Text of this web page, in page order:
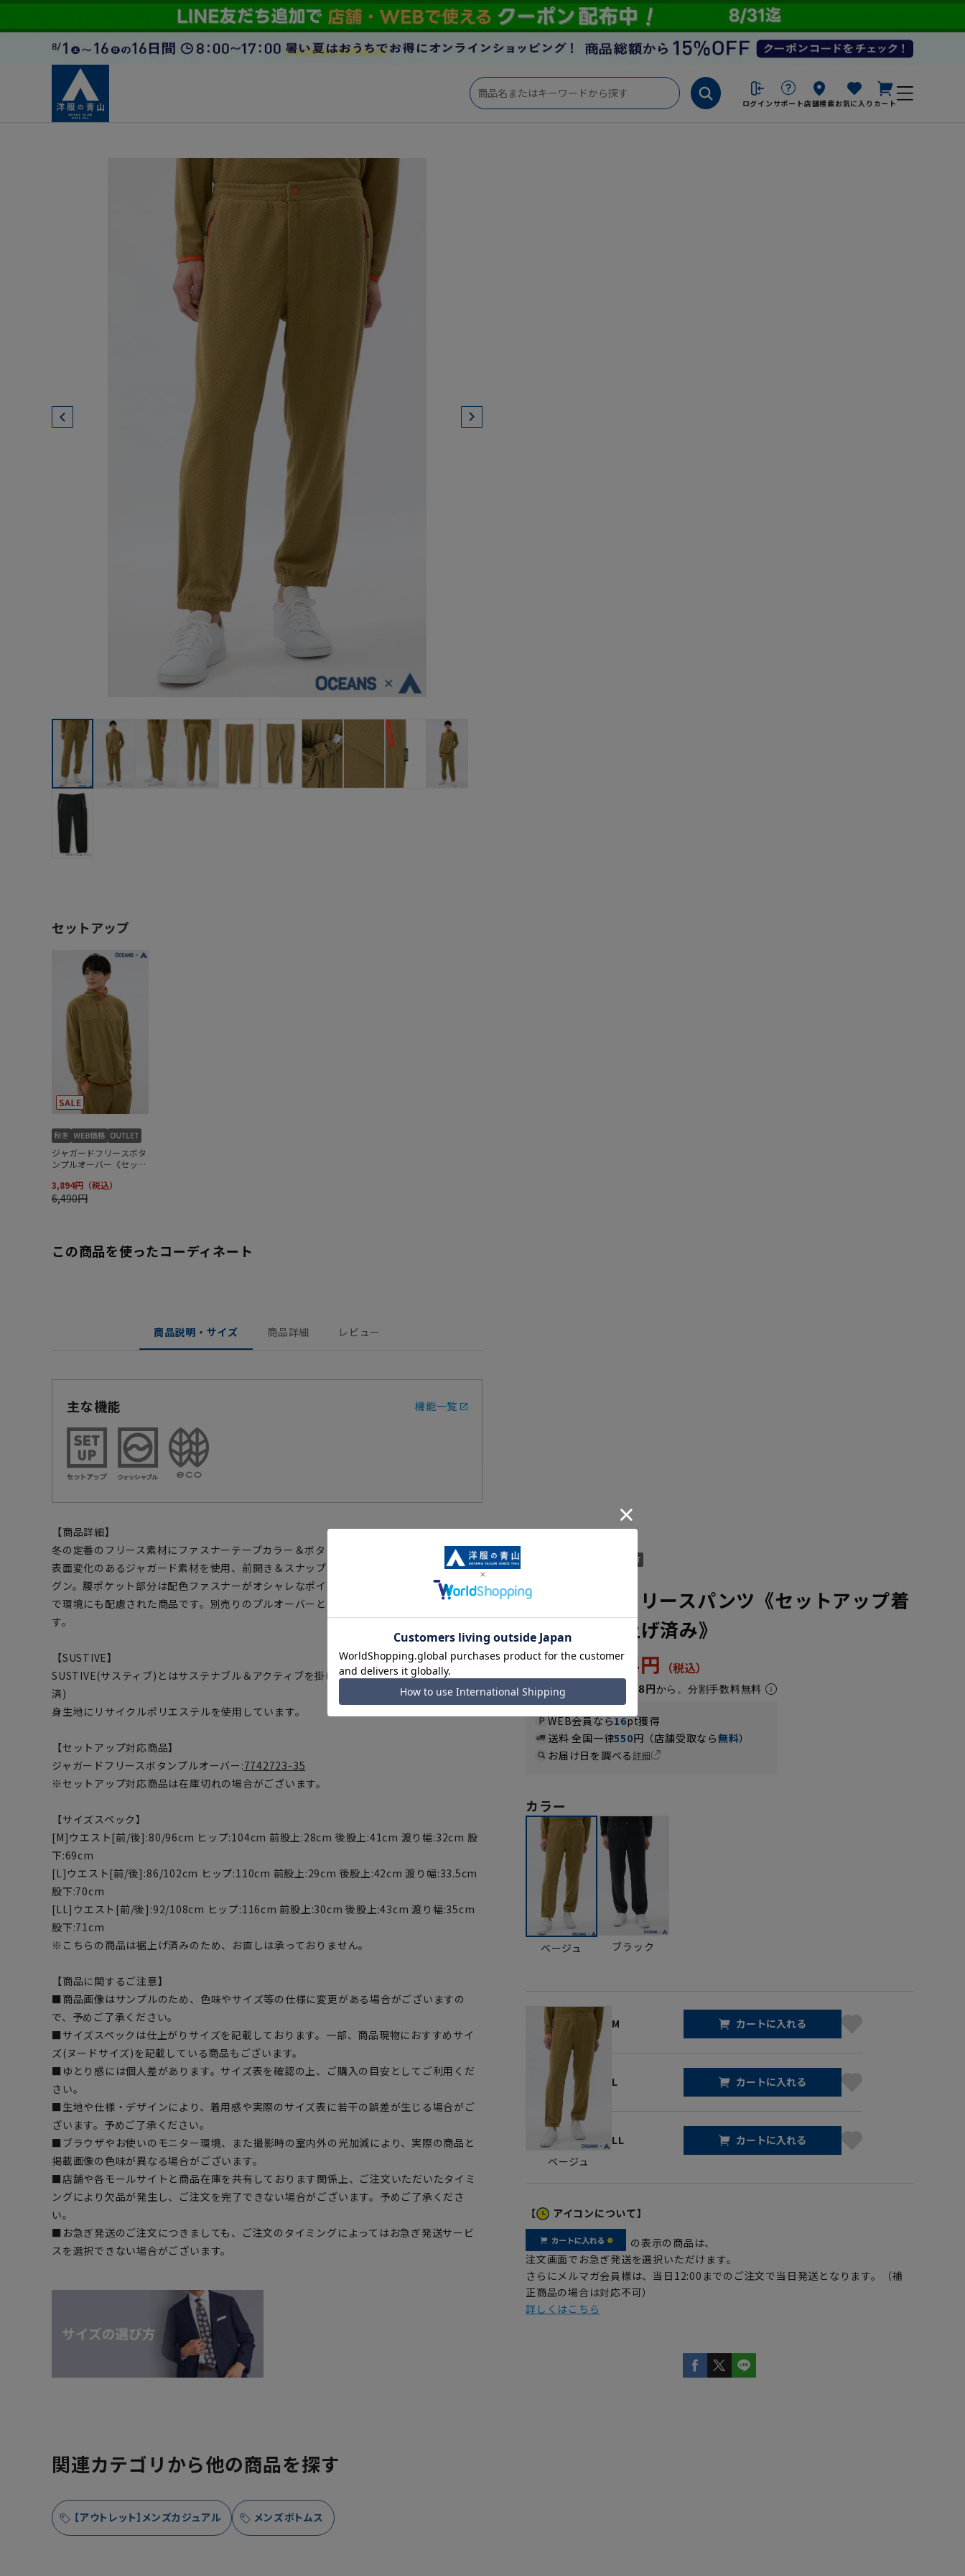
ログイン サポート店舗検索お気に入り カート
この商品を使ったコーディネート
商品説明・サイズ 商品詳細 レビュー
主な機能 機能一覧
【商品詳細】
冬の定番のフリース素材にファスナーテープカラー＆ボタンがアクセントのパンツです。
表面変化のあるジャガード素材を使用、前開き＆スナップボタン仕様で履きやすさもバツ
グン。腰ポケット部分は配色ファスナーがオシャレなポイント。SUSTIVE ピスラベル付き
で環境にも配慮された商品です。別売りのプルオーバーとセットアップで着合わせできま
す。
【SUSTIVE】
SUSTIVE(サスティブ)とはサステナブル＆アクティブを掛け合わせた造語です。(商標登録
済)
身生地にリサイクルポリエステルを使用しています。
【セットアップ対応商品】
ジャガードフリースボタンプルオーバー:7742723-35
※セットアップ対応商品は在庫切れの場合がございます。
【サイズスペック】
[M]ウエスト[前/後]:80/96cm ヒップ:104cm 前股上:28cm 後股上:41cm 渡り幅:32cm 股
下:69cm
[L]ウエスト[前/後]:86/102cm ヒップ:110cm 前股上:29cm 後股上:42cm 渡り幅:33.5cm
股下:70cm
[LL]ウエスト[前/後]:92/108cm ヒップ:116cm 前股上:30cm 後股上:43cm 渡り幅:35cm
股下:71cm
※こちらの商品は裾上げ済みのため、お直しは承っておりません。
【商品に関するご注意】
■商品画像はサンプルのため、色味やサイズ等の仕様に変更がある場合がございますの
で、予めご了承ください。
■サイズスペックは仕上がりサイズを記載しております。一部、商品現物におすすめサイ
ズ(ヌードサイズ)を記載している商品もございます。
■ゆとり感には個人差があります。サイズ表を確認の上、ご購入の目安としてご利用くだ
さい。
■生地や仕様・デザインにより、着用感や実際のサイズ表に若干の誤差が生じる場合がご
ざいます。予めご了承ください。
■ブラウザやお使いのモニター環境、また撮影時の室内外の光加減により、実際の商品と
掲載画像の色味が異なる場合がございます。
■店舗や各モールサイトと商品在庫を共有しております関係上、ご注文いただいたタイミ
ングにより欠品が発生し、ご注文を完了できない場合がございます。予めご了承くださ
い。
■お急ぎ発送のご注文につきましても、ご注文のタイミングによってはお急ぎ発送サービ
スを選択できない場合がございます。
ジャガードフリースパンツ《セットアップ着
用可》《裾上げ済み》
3,234円
月々1,078円から。分割手数料無料
WEB会員なら16pt獲得
送料 全国一律550円（店舗受取なら無料）
お届け日を調べる詳細
カラー
ベージュ ブラック
ベージュ
M カートに入れる
L カートに入れる
LL カートに入れる
【 アイコンについて】
の表示の商品は、
注文画面でお急ぎ発送を選択いただけます。
さらにメルマガ会員様は、当日12:00までのご注文で当日発送となります。（補
正商品の場合は対応不可）
詳しくはこちら
関連カテゴリから他の商品を探す
【アウトレット】メンズカジュアル メンズボトムス